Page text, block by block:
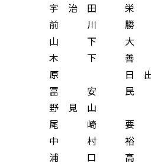
宇 治 田 栄
前 川 勝
山 下 大
木 下 善
原 日 出
冨 安 民
野 見 山
尾 崎 要
中 村 裕
浦 口 高